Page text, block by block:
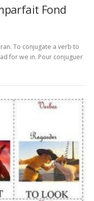
Fond
To conjugate a verb to
for we in. Pour conjuguer